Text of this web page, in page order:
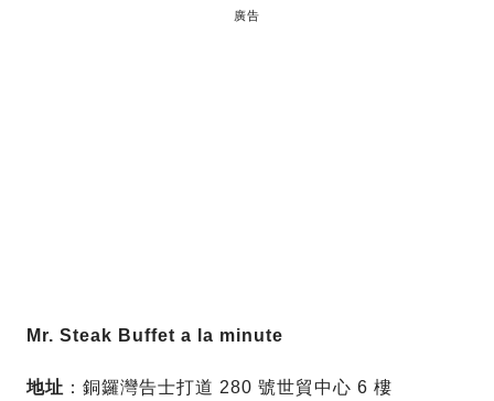
廣告
Mr. Steak Buffet a la minute
地址 ：銅鑼灣告士打道 280 號世貿中心 6 樓